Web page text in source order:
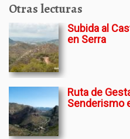
Otras lecturas
Subida al
en Serra
Ruta de
Senderismo